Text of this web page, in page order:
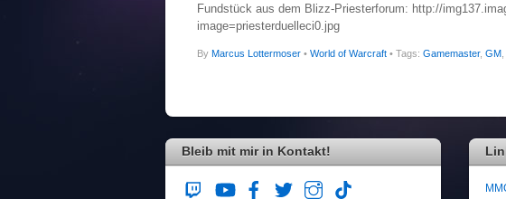
Fundstück aus dem Blizz-Priesterforum: http://
image=priesterduelleci0.jpg
By Marcus Lottermoser • World of Warcraft • Tags: Gamemaster, GM
Bleib mit mir in Kontakt!